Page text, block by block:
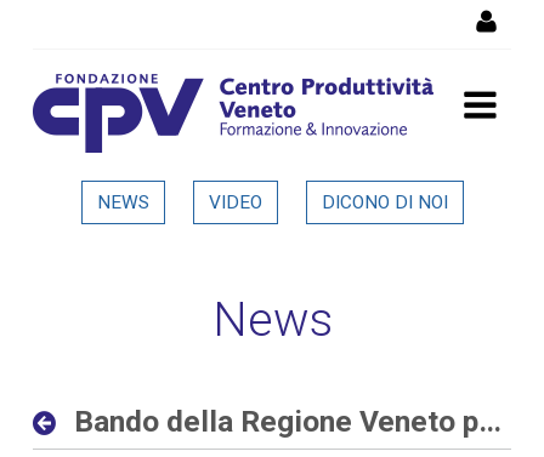
Bando della Regione Veneto
imprese - Dettaglio in
NEWS VIDEO DICONO DI NOI
News
Bando della Regione Veneto per progetti di ricerca alle imprese